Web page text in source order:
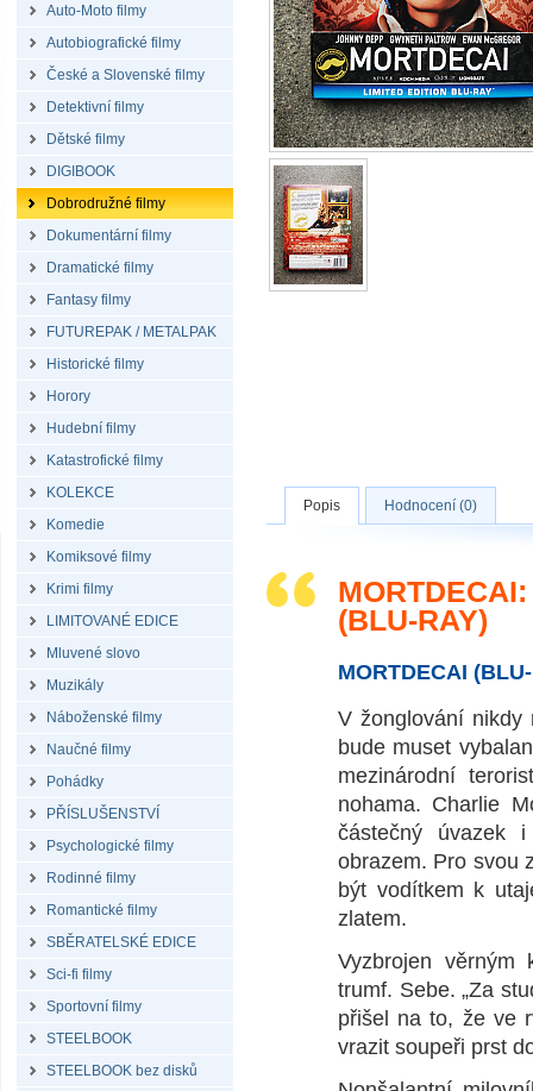
Auto-Moto filmy
Autobiografické filmy
České a Slovenské filmy
Detektivní filmy
Dětské filmy
DIGIBOOK
Dobrodružné filmy
Dokumentární filmy
Dramatické filmy
Fantasy filmy
FUTUREPAK / METALPAK
Historické filmy
Horory
Hudební filmy
Katastrofické filmy
KOLEKCE
Komedie
Komiksové filmy
Krimi filmy
LIMITOVANÉ EDICE
Mluvené slovo
Muzikály
Náboženské filmy
Naučné filmy
Pohádky
PŘÍSLUŠENSTVÍ
Psychologické filmy
Rodinné filmy
Romantické filmy
SBĚRATELSKÉ EDICE
Sci-fi filmy
Sportovní filmy
STEELBOOK
STEELBOOK bez disků
Popis Hodnocení (0)
(BLU-RAY)
MORTDECAI
V žonglování nikdy
bude muset
mezinárodní
nohama. Charlie
částečný úvazek
obrazem. Pro svou
být vodítkem k
zlatem.
Vyzbrojen
trumf. Sebe. „Za
přišel na to, že ve
vrazit soupeři prst